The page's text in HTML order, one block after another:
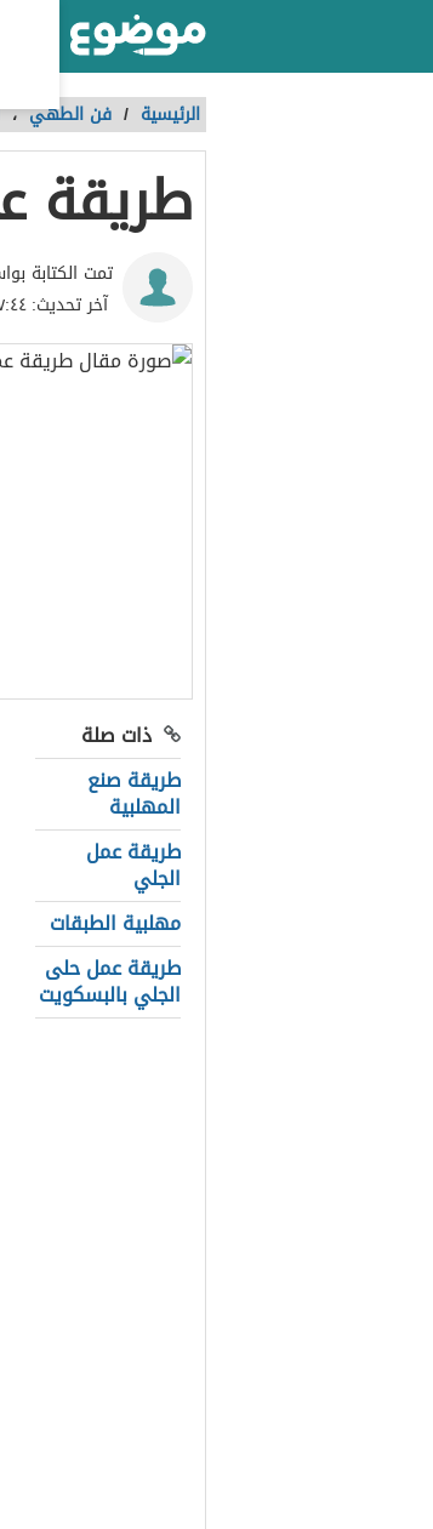
الرئيسية / فن الطهي،
طريقة
تمت الكتابة
آخر تحديث:٠٧:٤٤ ، ١٥
ذات صلة
طريقة صنع
المهلبية
طريقة عمل
الجلي
مهلبية الطبقات
طريقة عمل حلى
الجلي بالبسكويت